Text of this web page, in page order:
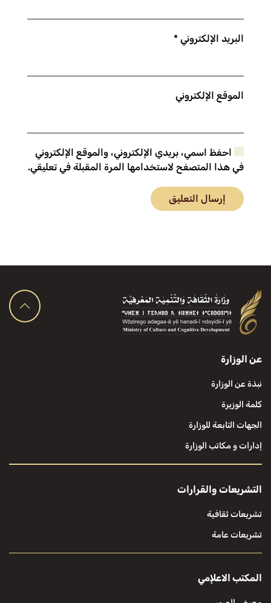
البريد الإلكتروني *
الموقع الإلكتروني
احفظ اسمي، بريدي الإلكتروني، والموقع الإلكتروني
في هذا المتصفح لاستخدامها المرة المقبلة في تعليقي.
إرسال التعليق
عن الوزارة
نبذة عن الوزارة
كلمة الوزيرة
الجهات التابعة للوزارة
إدارات و مكاتب الوزارة
التشريعات والقرارات
تشريعات ثقافية
تشريعات عامة
المكتب الاعلإمي